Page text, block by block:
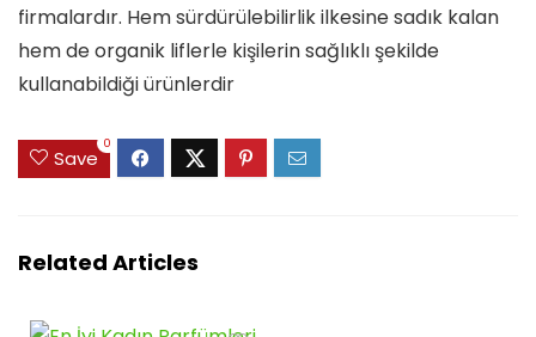
firmalardır. Hem sürdürülebilirlik ilkesine sadık kalan
hem de organik liflerle kişilerin sağlıklı şekilde
kullanabildiği ürünlerdir
Save
0
Related Articles